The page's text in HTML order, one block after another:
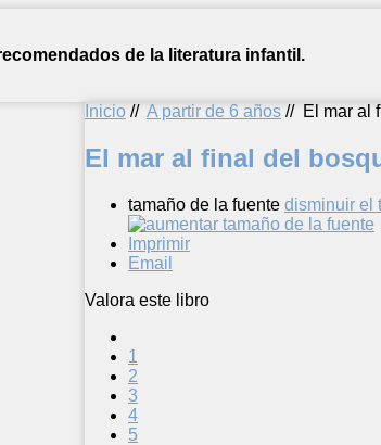
de la literatura infantil.
Inicio // A partir de 6 años // El mar al
El mar al final del
tamaño de la fuente disminuir el
Imprimir
Email
Valora este libro
1
2
3
4
5